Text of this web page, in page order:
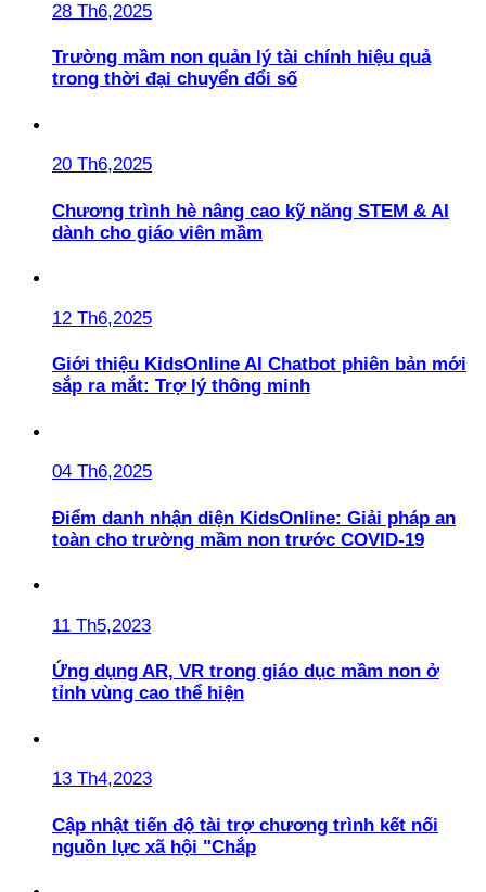
28 Th6,2025
Trường mầm non quản lý tài chính hiệu quả
trong thời đại chuyển đổi số
20 Th6,2025
Chương trình hè nâng cao kỹ năng STEM & AI
dành cho giáo viên mầm
12 Th6,2025
Giới thiệu KidsOnline AI Chatbot phiên bản mới
sắp ra mắt: Trợ lý thông minh
04 Th6,2025
Điểm danh nhận diện KidsOnline: Giải pháp an
toàn cho trường mầm non trước COVID-19
11 Th5,2023
Ứng dụng AR, VR trong giáo dục mầm non ở
tỉnh vùng cao thể hiện
13 Th4,2023
Cập nhật tiến độ tài trợ chương trình kết nối
nguồn lực xã hội "Chắp